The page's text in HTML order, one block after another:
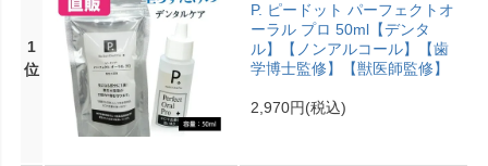
1
位
P. ピードット パーフェクトオ
ーラル プロ 50ml【デンタ
ル】【ノンアルコール】【歯
学博士監修】【獣医師監修】
2,970円(税込)